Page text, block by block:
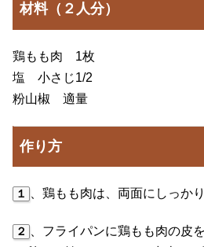
材料（２人分）
鶏もも肉 1枚
塩 小さじ1/2
粉山椒 適量
作り方
１ 、鶏もも肉は、両面にしっか
２ 、フライパンに鶏もも肉の皮